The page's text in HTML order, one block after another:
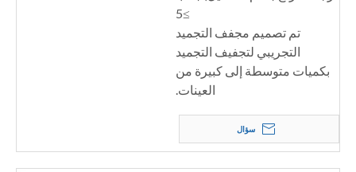
≥5
تم تصميم مجفف التجميد
التجريبي لتجفيف التجميد
بكميات متوسطة إلى كبيرة من
العينات.
سؤال